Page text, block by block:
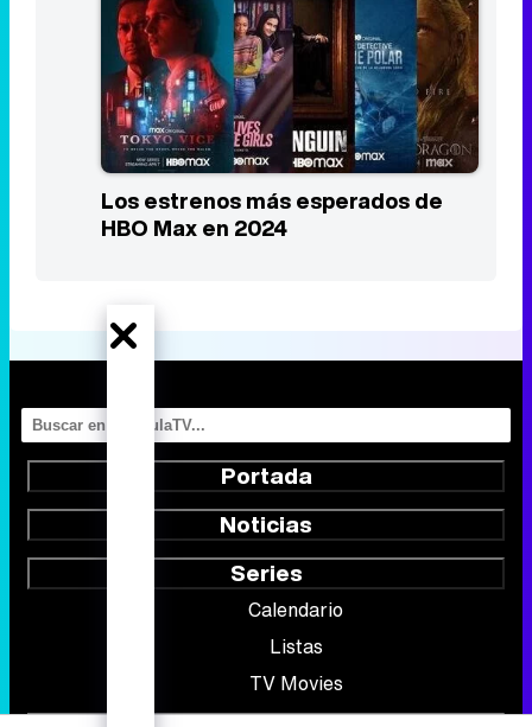
Los estrenos más esperados de
HBO Max en 2024
Portada
Noticias
Series
Calendario
Listas
TV Movies